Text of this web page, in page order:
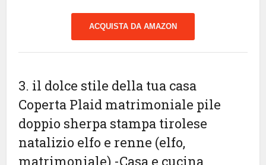
ACQUISTA DA AMAZON
3. il dolce stile della tua casa
Coperta Plaid matrimoniale pile
doppio sherpa stampa tirolese
natalizio elfo e renne (elfo,
matrimoniale) -Casa e cucina